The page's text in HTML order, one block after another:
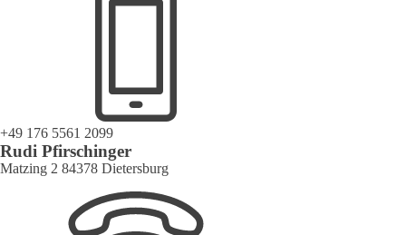
+49 176 5561 2099
Rudi Pfirschinger
Matzing 2 84378 Dietersburg